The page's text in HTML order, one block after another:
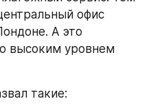
офис
А это
высоким уровнем
такие: